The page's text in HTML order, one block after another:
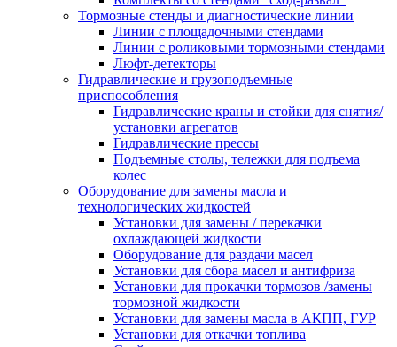
Тормозные стенды и диагностические линии
Линии с площадочными стендами
Линии с роликовыми тормозными стендами
Люфт-детекторы
Гидравлические и грузоподъемные
приспособления
Гидравлические краны и стойки для снятия/
установки агрегатов
Гидравлические прессы
Подъемные столы, тележки для подъема
колес
Оборудование для замены масла и
технологических жидкостей
Установки для замены / перекачки
охлаждающей жидкости
Оборудование для раздачи масел
Установки для сбора масел и антифриза
Установки для прокачки тормозов /замены
тормозной жидкости
Установки для замены масла в АКПП, ГУР
Установки для откачки топлива